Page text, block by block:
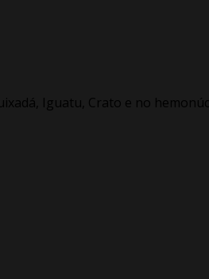
Iguatu, Crato e no